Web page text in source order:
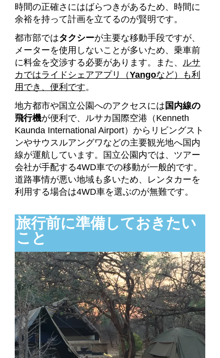
時間の正確さにはばらつきがあるため、時間に
余裕を持って計画を立てるのが賢明です。
都市部ではタクシーが主要な移動手段ですが、
メーターを使用しないことが多いため、乗車前
に料金を交渉する必要があります。また、 ルサ
カではライドシェアアプリ（Yangoなど）も利
用でき、便利です。
地方都市や国立公園へのアクセスには 国内線の
飛行機が便利で、ルサカ国際空港（Kenneth
Kaunda International Airport）からリビングスト
ンやサウスルアングワなどの主要観光地へ国内
線が運航しています。国立公園内では、ツアー
会社が手配する4WD車での移動が一般的です。
道路事情が悪い地域も多いため、レンタカーを
利用する場合は4WD車を選ぶのが無難です。
旅行前に準備しておきたい
こと